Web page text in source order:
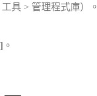
具 > 管理程式庫）。
。